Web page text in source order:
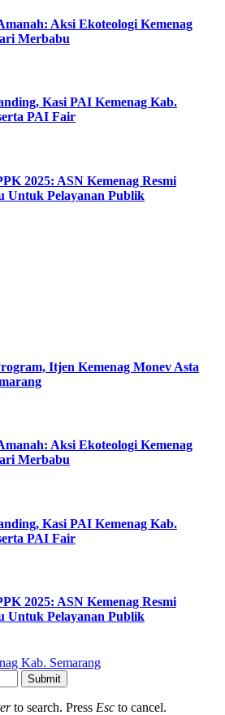
Aksi Ekoteologi Kemenag
Merbabu
Kasi PAI Kemenag Kab.
PAI Fair
2025: ASN Kemenag Resmi
Untuk Pelayanan Publik
Itjen Kemenag Monev Asta
Aksi Ekoteologi Kemenag
Merbabu
Kasi PAI Kemenag Kab.
PAI Fair
2025: ASN Kemenag Resmi
Untuk Pelayanan Publik
Kab. Semarang
Submit
to search. Press Esc to cancel.